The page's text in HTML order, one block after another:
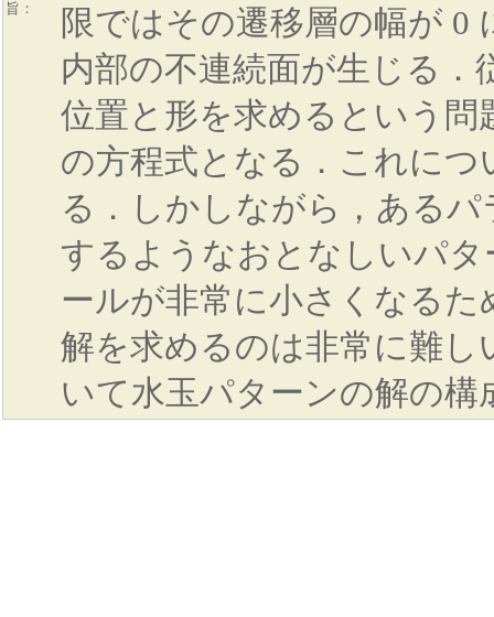
旨：
限ではその遷移層の幅が 0
内部の不連続面が生じる
位置と形を求めるという
の方程式となる．これに
る．しかしながら，ある
するようなおとなしいパ
ールが非常に小さくなる
解を求めるのは非常に難
いて水玉パターンの解の